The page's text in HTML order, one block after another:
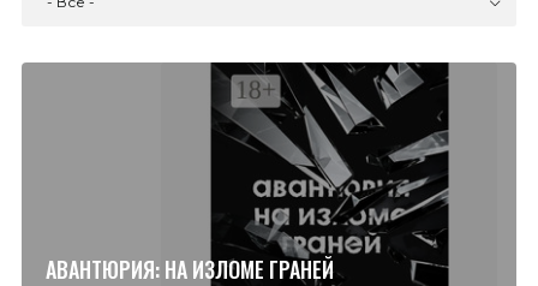
АВАНТЮРИЯ: НА ИЗЛОМЕ ГРАНЕЙ